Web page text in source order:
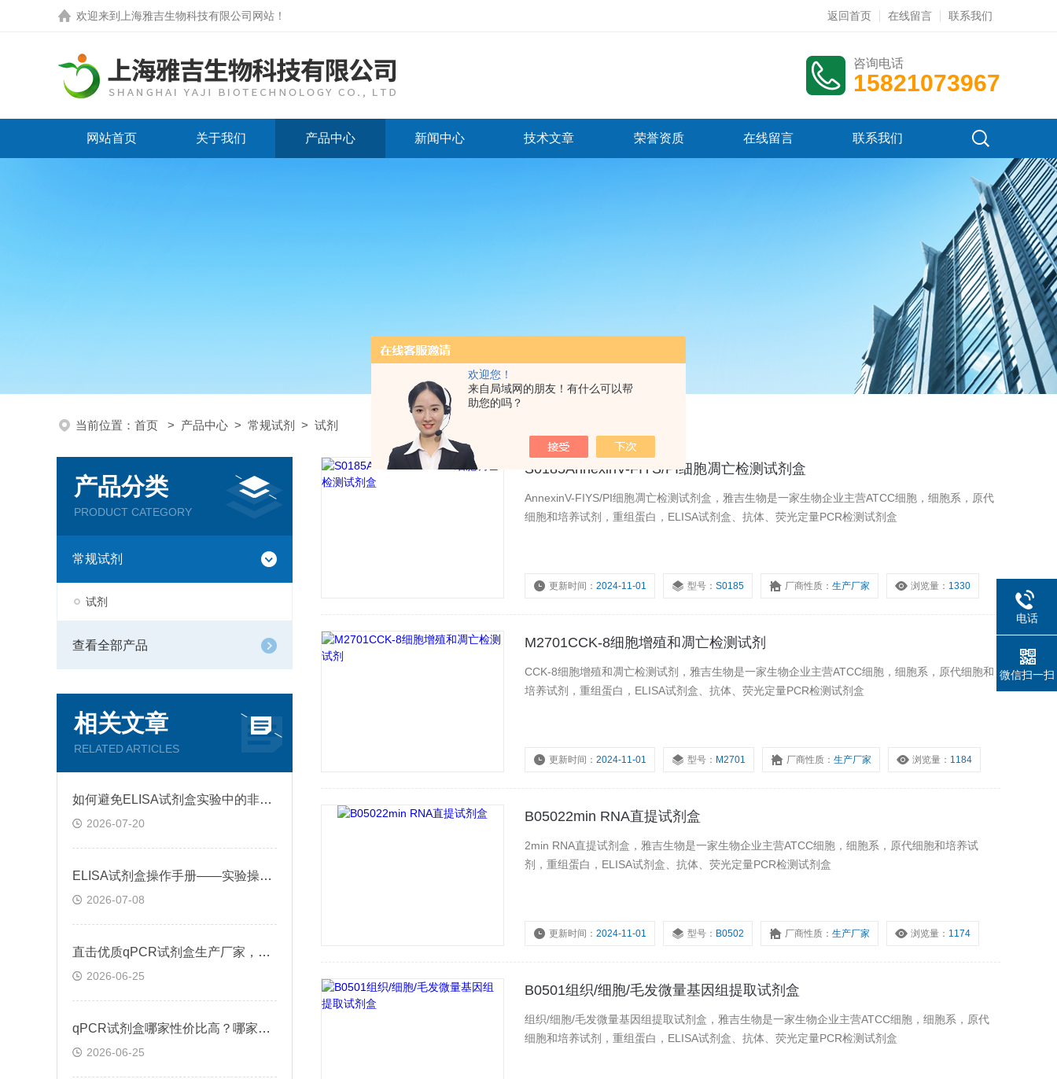
欢迎您！
来自局域网的朋友！有什么可以帮
助您的吗？
欢迎来到 上海雅吉生物科技有限公司网站 ！ 返回首页 在线留言 联系我们
咨询电话
15821073967
网站首页 关于我们 产品中心 新闻中心 技术文章 荣誉资质 在线留言 联系我们
当前位置： 首页 > 产品中心 > 常规试剂 > 试剂
产品分类
PRODUCT CATEGORY
常规试剂
试剂
查看全部产品
相关文章
RELATED ARTICLES
如何避免ELISA试剂盒实验中的非特异性吸附问题？
2026-07-20
ELISA试剂盒操作手册——实验操作过程不踩雷
2026-07-08
直击优质qPCR试剂盒生产厂家，代理商推荐：雅吉
2026-06-25
qPCR试剂盒哪家性价比高？哪家更专业？
2026-06-25
S0185AnnexinV-FIYS/PI细胞凋亡检测试剂盒
AnnexinV-FIYS/PI细胞凋亡检测试剂盒，雅吉生物是一家生物企业主营ATCC细胞，细胞系，原代
细胞和培养试剂，重组蛋白，ELISA试剂盒、抗体、荧光定量PCR检测试剂盒
更新时间：2024-11-01 型号：S0185 厂商性质：生产厂家 浏览量： 1330
M2701CCK-8细胞增殖和凋亡检测试剂
CCK-8细胞增殖和凋亡检测试剂，雅吉生物是一家生物企业主营ATCC细胞，细胞系，原代细胞和
培养试剂，重组蛋白，ELISA试剂盒、抗体、荧光定量PCR检测试剂盒
更新时间：2024-11-01 型号： M2701 厂商性质：生产厂家 浏览量： 1184
B05022min RNA直提试剂盒
2min RNA直提试剂盒，雅吉生物是一家生物企业主营ATCC细胞，细胞系，原代细胞和培养试
剂，重组蛋白，ELISA试剂盒、抗体、荧光定量PCR检测试剂盒
更新时间：2024-11-01 型号： B0502 厂商性质：生产厂家 浏览量： 1174
B0501组织/细胞/毛发微量基因组提取试剂盒
组织/细胞/毛发微量基因组提取试剂盒，雅吉生物是一家生物企业主营ATCC细胞，细胞系，原代
细胞和培养试剂，重组蛋白，ELISA试剂盒、抗体、荧光定量PCR检测试剂盒
电话
微信扫一扫